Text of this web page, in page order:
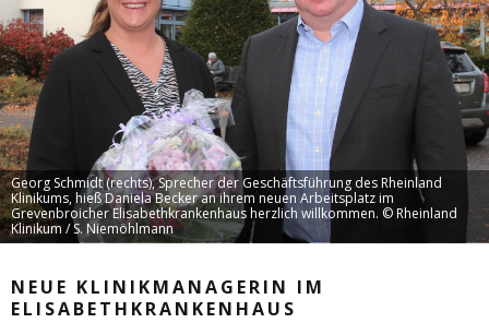
Georg Schmidt (rechts), Sprecher der Geschäftsführung des Rheinland
Klinikums, hieß Daniela Becker an ihrem neuen Arbeitsplatz im
Grevenbroicher Elisabethkrankenhaus herzlich willkommen. © Rheinland
Klinikum / S. Niemöhlmann
NEUE KLINIKMANAGERIN IM
ELISABETHKRANKENHAUS